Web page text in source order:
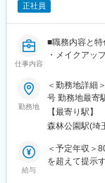
ポートするた
しております
変更の範囲：
ブランディン
いただきます。
【当社で働く
・社員一人ひ
社員も裁量を
・「何をやる
ャリア面談な
・キャリア形
を続けられる
正社員
仕事内容
■職務内容と特
・メイクアッ
できるかどう
で担当してい
ることになり
クラスを誇り
・担当製品は
んはシャンプ
接指名で依頼
業と研究員の
勤務地
＜勤務地詳細
号 勤務地最寄
面禁煙変更の
【最寄り駅】
森林公園駅(埼
給与
＜予定年収＞
を超えて提示